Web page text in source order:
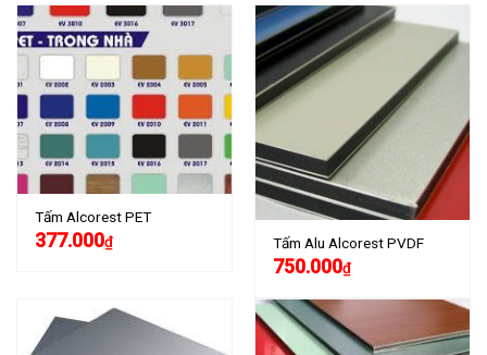
Tấm Alcorest PET
377.000₫ Tấm Alu Alcorest PVDF
750.000₫